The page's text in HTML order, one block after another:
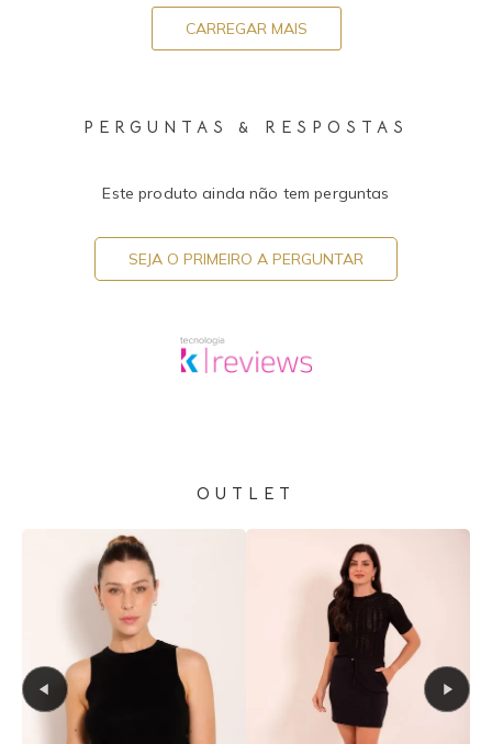
CARREGAR MAIS
PERGUNTAS & RESPOSTAS
Este produto ainda não tem perguntas
SEJA O PRIMEIRO A PERGUNTAR
OUTLET